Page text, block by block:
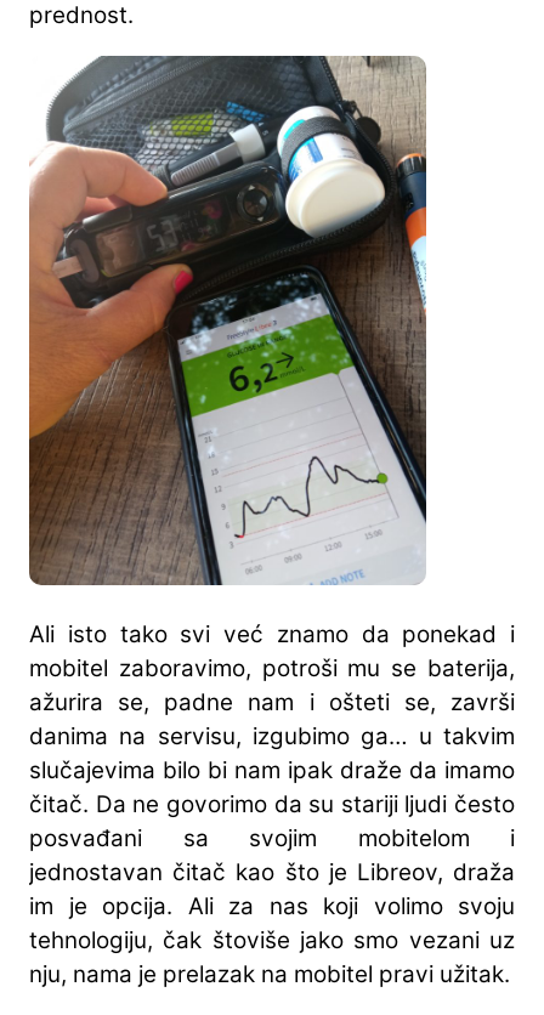
prednost.
Ali isto tako svi već znamo da ponekad i
mobitel zaboravimo, potroši mu se baterija,
ažurira se, padne nam i ošteti se, završi
danima na servisu, izgubimo ga… u takvim
slučajevima bilo bi nam ipak draže da imamo
čitač. Da ne govorimo da su stariji ljudi često
posvađani sa svojim mobitelom i
jednostavan čitač kao što je Libreov, draža
im je opcija. Ali za nas koji volimo svoju
tehnologiju, čak štoviše jako smo vezani uz
nju, nama je prelazak na mobitel pravi užitak.